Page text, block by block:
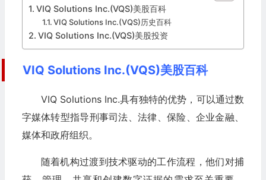
VIQ Solutions Inc.(VQS)美股百科
VIQ Solutions Inc.(VQS)历史百科
VIQ Solutions Inc.(VQS)美股投资
VIQ Solutions Inc.(VQS)美股百科
VIQ Solutions Inc.具有独特的优势，可以通过数
字媒体转型指导刑事司法、法律、保险、企业金融、
媒体和政府组织。
随着机构过渡到技术驱动的工作流程，他们对捕